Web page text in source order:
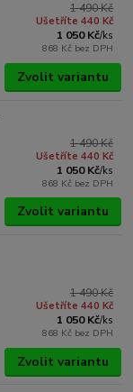
1 490 Kč
Ušetříte 440 Kč
1 050 Kč/ks
868 Kč bez DPH
Zvolit variantu
1 490 Kč
Ušetříte 440 Kč
1 050 Kč/ks
868 Kč bez DPH
Zvolit variantu
1 490 Kč
Ušetříte 440 Kč
1 050 Kč/ks
868 Kč bez DPH
Zvolit variantu